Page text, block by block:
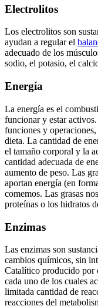
Electrolitos
Los electrolitos son
ayudan a regular el
adecuado de los
sodio, el potasio, el
Energía
La energía es el
funcionar y estar
funciones y
dieta. La cantidad de
el tamaño corporal y la
cantidad adecuada de
aumento de peso. Las
aportan energía (en
comemos. Las grasas
proteínas o los hidratos
Enzimas
Las enzimas son
cambios químicos, sin
Catalítico producido por
cada uno de los cuales
limitada cantidad de
reacciones del